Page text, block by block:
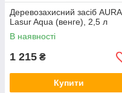
Деревозахисний засіб AURA
Lasur Aqua (венге), 2,5 л
В наявності
1 215 ₴
Купити